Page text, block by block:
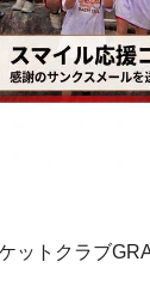
ットクラブ